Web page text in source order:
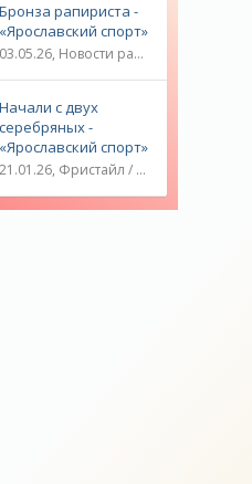
«Ярославский спорт»
Бронза рапириста -
«Ярославский спорт»
03.05.26, Новости разное / ОЛИМПИЙСКИЕ ИГРЫ / Плавание / Фехтование / Другие виды спорта / ТЕННИС / Видео новости / Спорт
Начали с двух
серебряных -
«Ярославский спорт»
21.01.26, Фристайл / Плавание / ОЛИМПИЙСКИЕ ИГРЫ / Игровые виды спорта / Видео новости / Спорт